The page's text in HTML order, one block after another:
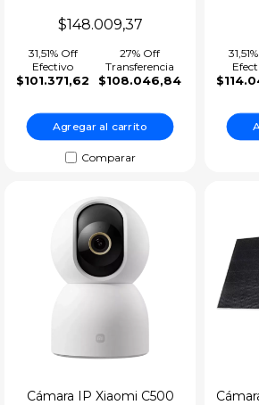
Televisores y proyectores
Ver todos
$148.009,37
31,51% Off
Efectivo
$101.371,62
27% Off
Transferencia
$108.046,84
Agregar al carrito
Comparar
Cámara IP Xiaomi C500